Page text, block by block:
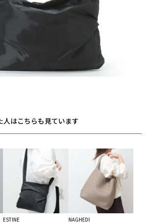
人はこちらも見ています
ESTINE NAGHEDI